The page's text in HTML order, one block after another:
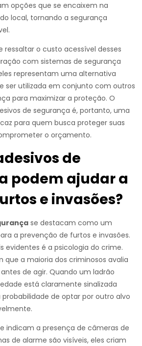
opções que se encaixem na
local, tornando a segurança
ressaltar o custo acessível desses
com sistemas de segurança
representam uma alternativa
ser utilizada em conjunto com outros
para maximizar a proteção. O
de segurança é, portanto, uma
para quem busca proteger suas
o orçamento.
de
podem ajudar a
e invasões?
se destacam como um
a prevenção de furtos e invasões.
evidentes é a psicologia do crime.
que a maioria dos criminosos avalia
de agir. Quando um ladrão
está claramente sinalizada
de optar por outro alvo
indicam a presença de câmeras de
de alarme são visíveis, eles criam